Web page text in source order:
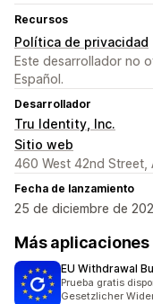
Recursos
Política de privacidad
Este desarrollador no
Español.
Desarrollador
Tru Identity, Inc.
Sitio web
460 West 42nd Street,
Fecha de lanzamiento
25 de diciembre de
Más
EU Withdrawal
Prueba gratis
Gesetzlicher